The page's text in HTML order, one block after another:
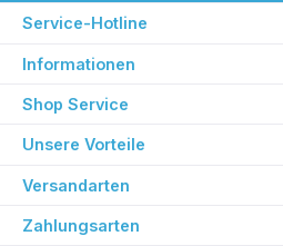
Service-Hotline
Informationen
Shop Service
Unsere Vorteile
Versandarten
Zahlungsarten